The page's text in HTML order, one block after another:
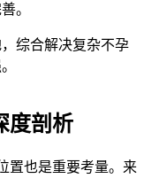
。
综合解决复杂不孕
度剖析
置也是重要考量。来